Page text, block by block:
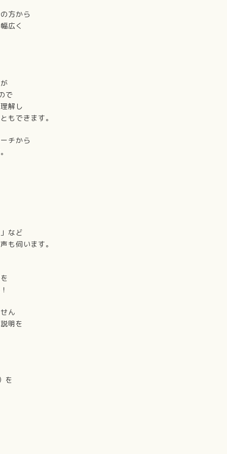
方から
広く
で
解し
もできます。
チから
など
も伺います。
ん
明を
を